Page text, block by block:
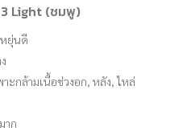
Light (ชมพู)
หยุ่นดี
ะกล้ามเนื้อช่วงอก, หลัง, ไหล่
าก